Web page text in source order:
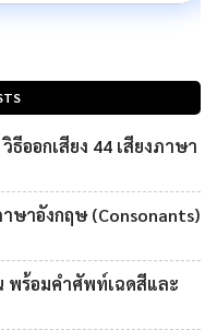
ธีออกเสียง 44 เสียงภาษา
ษาอังกฤษ (Consonants)
พร้อมคำศัพท์เฉดสีและ